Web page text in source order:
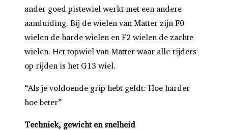
ander goed pistewiel werkt met een andere
aanduiding. Bij de wielen van Matter zijn F0
wielen de harde wielen en F2 wielen de zachte
wielen. Het topwiel van Matter waar alle rijders
op rijden is het G13 wiel.
“Als je voldoende grip hebt geldt: Hoe harder
hoe beter”
Techniek, gewicht en snelheid